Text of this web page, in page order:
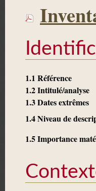
1.1 Référence
1.2 Intitulé/analyse
1.3 Dates extrêmes
1.4 Niveau de
1.5 Importance